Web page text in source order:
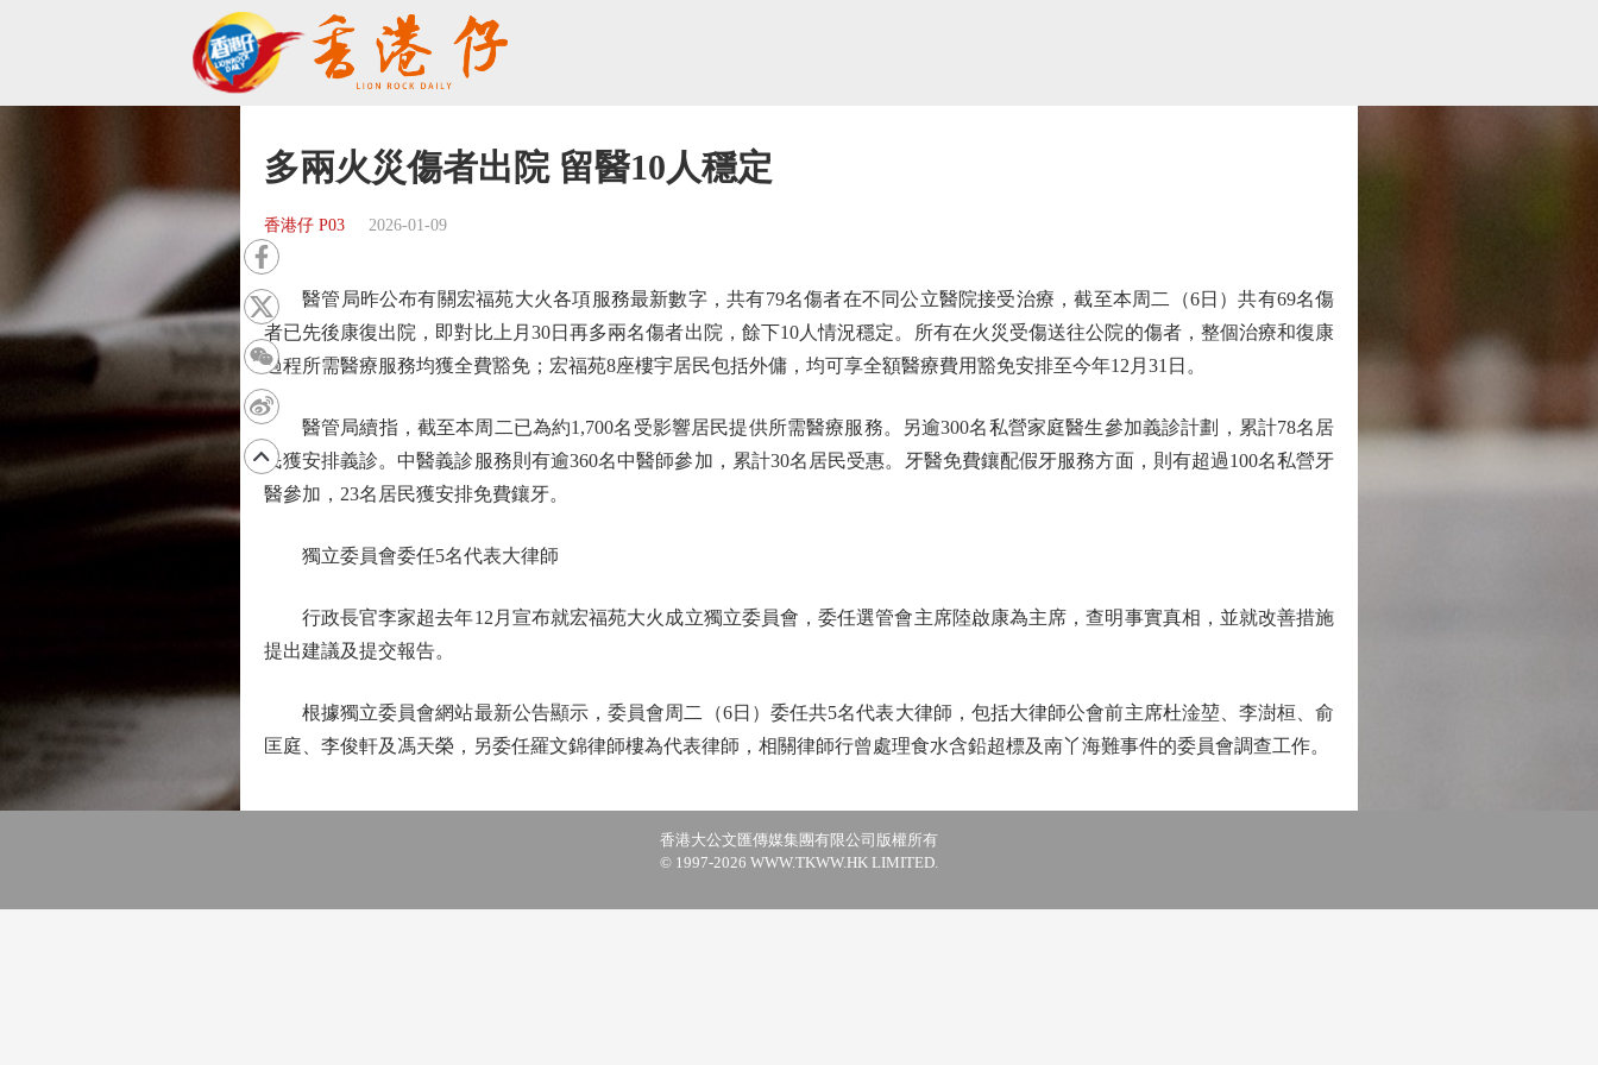
多兩火災傷者出院 留醫10人穩定
香港仔 P03 2026-01-09
醫管局昨公布有關宏福苑大火各項服務最新數字，共有79名傷者在不同公立醫院接受治療，截至本周二（6日）共有69名傷
者已先後康復出院，即對比上月30日再多兩名傷者出院，餘下10人情況穩定。所有在火災受傷送往公院的傷者，整個治療和復康
過程所需醫療服務均獲全費豁免；宏福苑8座樓宇居民包括外傭，均可享全額醫療費用豁免安排至今年12月31日。
醫管局續指，截至本周二已為約1,700名受影響居民提供所需醫療服務。另逾300名私營家庭醫生參加義診計劃，累計78名居
民獲安排義診。中醫義診服務則有逾360名中醫師參加，累計30名居民受惠。牙醫免費鑲配假牙服務方面，則有超過100名私營牙
醫參加，23名居民獲安排免費鑲牙。
獨立委員會委任5名代表大律師
行政長官李家超去年12月宣布就宏福苑大火成立獨立委員會，委任選管會主席陸啟康為主席，查明事實真相，並就改善措施
提出建議及提交報告。
根據獨立委員會網站最新公告顯示，委員會周二（6日）委任共5名代表大律師，包括大律師公會前主席杜淦堃、李澍桓、俞
匡庭、李俊軒及馮天榮，另委任羅文錦律師樓為代表律師，相關律師行曾處理食水含鉛超標及南丫海難事件的委員會調查工作。
香港大公文匯傳媒集團有限公司版權所有
© 1997-2026 WWW.TKWW.HK LIMITED.